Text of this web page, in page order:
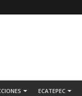
ECATEPEC